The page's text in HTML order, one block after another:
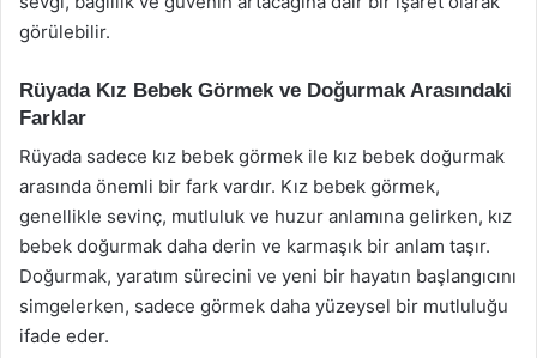
görülebilir.
Rüyada Kız Bebek Görmek ve Doğurmak Arasındaki
Farklar
Rüyada sadece kız bebek görmek ile kız bebek doğurmak
arasında önemli bir fark vardır. Kız bebek görmek,
genellikle sevinç, mutluluk ve huzur anlamına gelirken, kız
bebek doğurmak daha derin ve karmaşık bir anlam taşır.
Doğurmak, yaratım sürecini ve yeni bir hayatın başlangıcını
simgelerken, sadece görmek daha yüzeysel bir mutluluğu
ifade eder.